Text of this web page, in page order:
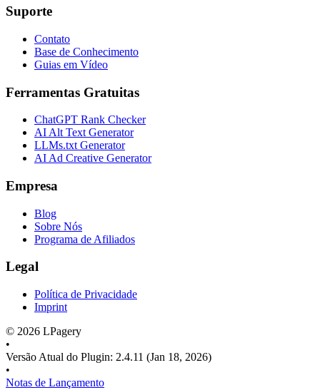
Suporte
Contato
Base de Conhecimento
Guias em Vídeo
Ferramentas Gratuitas
ChatGPT Rank Checker
AI Alt Text Generator
LLMs.txt Generator
AI Ad Creative Generator
Empresa
Blog
Sobre Nós
Programa de Afiliados
Legal
Política de Privacidade
Imprint
© 2026 LPagery
•
Versão Atual do Plugin: 2.4.11 (Jan 18, 2026)
•
Notas de Lançamento